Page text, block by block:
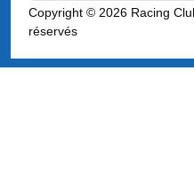
Type 2 or more characters
Copyright © 2026 Racing
réservés